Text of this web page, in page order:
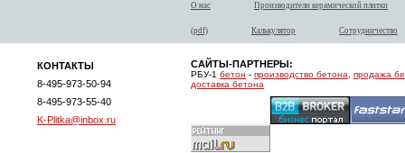
О нас Производители керамической плитки
(pdf) Калькулятор Сотрудничество
КОНТАКТЫ
8-495-973-50-94
8-495-973-55-40
K-Plitka@inbox.ru
САЙТЫ-ПАРТНЕРЫ:
РБУ-1 бетон - производство бетона
продажа
доставка бетона